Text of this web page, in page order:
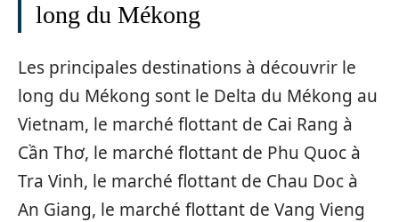
long du Mékong
Les principales destinations à découvrir le
long du Mékong sont le Delta du Mékong au
Vietnam, le marché flottant de Cai Rang à
Cần Thơ, le marché flottant de Phu Quoc à
Tra Vinh, le marché flottant de Chau Doc à
An Giang, le marché flottant de Vang Vieng